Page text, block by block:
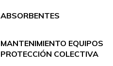
ABSORBENTES
MANTENIMIENTO EQUIPOS
PROTECCIÓN COLECTIVA